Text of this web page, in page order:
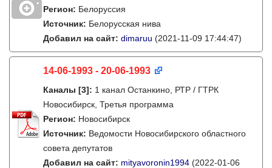
Регион: Белоруссия
Источник: Белорусская нива
Добавил на сайт: dimaruu (2021-11-09 17:44:47)
14-06-1993 - 20-06-1993
Каналы [3]: 1 канал Останкино, РТР / ГТРК
Новосибирск, Третья программа
Регион: Новосибирск
Источник: Ведомости Новосибирского областного
совета депутатов
Добавил на сайт: mityavoronin1994 (2022-01-06